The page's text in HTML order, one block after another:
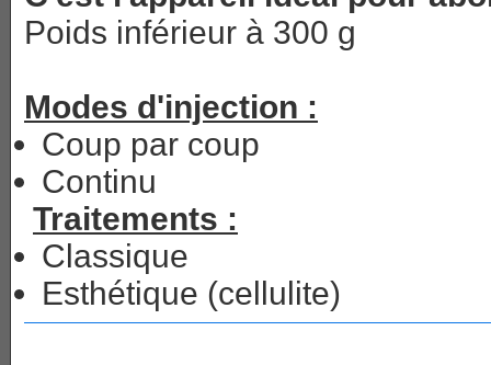
Poids inférieur à 300 g
Modes d'injection :
Coup par coup
Continu
Traitements :
Classique
Esthétique (cellulite)